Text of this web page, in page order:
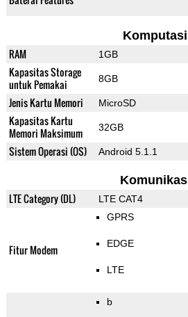
Komputasi
RAM 1GB
Kapasitas Storage
untuk Pemakai
8GB
Jenis Kartu Memori MicroSD
Kapasitas Kartu
Memori Maksimum
32GB
Sistem Operasi (OS) Android 5.1.1
LTE Category (DL) LTE CAT4
Fitur Modem
GPRS
EDGE
LTE
b